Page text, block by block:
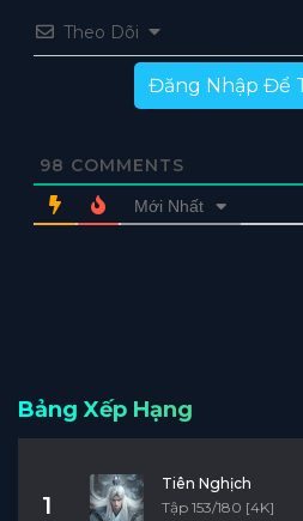
Theo Dõi
Đăng Nhập Để
98 COMMENTS
Mới Nhất
Bảng Xếp Hạng
1
Tiên Nghịch
Tập 153/180 [4K]